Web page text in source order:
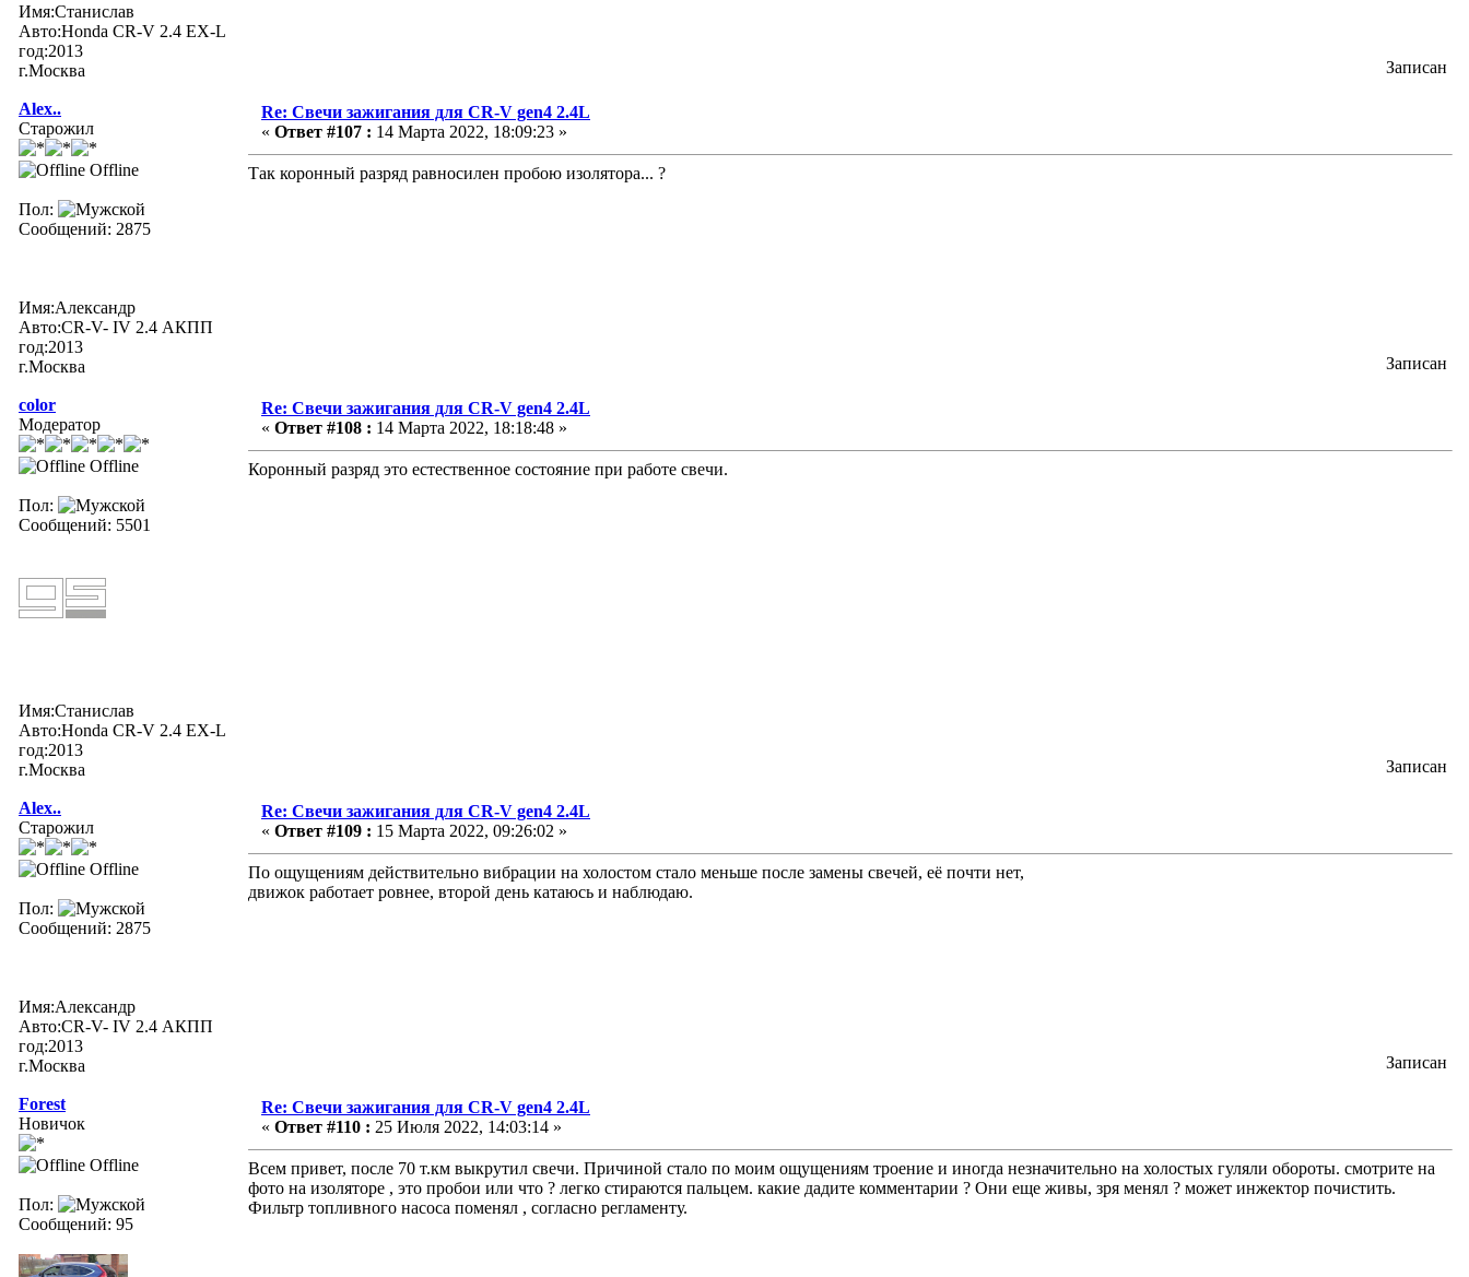
Имя:Станислав
Авто:Honda CR-V 2.4 EX-L
год:2013
г.Москва
Записан
Alex..
Старожил
Offline
Пол:
Сообщений: 2875
Имя:Александр
Авто:CR-V- IV 2.4 АКПП
год:2013
г.Москва
Re: Свечи зажигания для CR-V gen4 2.4L
« Ответ #107 : 14 Марта 2022, 18:09:23 »
Так коронный разряд равносилен пробою изолятора... ?
Записан
color
Модератор
Offline
Пол:
Сообщений: 5501
Имя:Станислав
Авто:Honda CR-V 2.4 EX-L
год:2013
г.Москва
Re: Свечи зажигания для CR-V gen4 2.4L
« Ответ #108 : 14 Марта 2022, 18:18:48 »
Коронный разряд это естественное состояние при работе свечи.
Записан
Alex..
Старожил
Offline
Пол:
Сообщений: 2875
Имя:Александр
Авто:CR-V- IV 2.4 АКПП
год:2013
г.Москва
Re: Свечи зажигания для CR-V gen4 2.4L
« Ответ #109 : 15 Марта 2022, 09:26:02 »
По ощущениям действительно вибрации на холостом стало меньше после замены свечей, её почти нет,
движок работает ровнее, второй день катаюсь и наблюдаю.
Записан
Forest
Новичок
Offline
Пол:
Сообщений: 95
Re: Свечи зажигания для CR-V gen4 2.4L
« Ответ #110 : 25 Июля 2022, 14:03:14 »
Всем привет, после 70 т.км выкрутил свечи. Причиной стало по моим ощущениям троение и иногда незначительно на холостых гуляли обороты. смотрите на
фото на изоляторе , это пробои или что ? легко стираются пальцем. какие дадите комментарии ? Они еще живы, зря менял ? может инжектор почистить.
Фильтр топливного насоса поменял , согласно регламенту.